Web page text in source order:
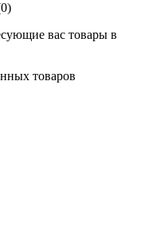
вас товары в
товаров